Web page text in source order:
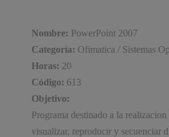
Nombre: PowerPoint 2007
Categoría: Ofimatica / Sistemas
Horas: 20
Código: 613
Objetivo:
Programa destinado a la
visualizar, reproducir y secuenciar